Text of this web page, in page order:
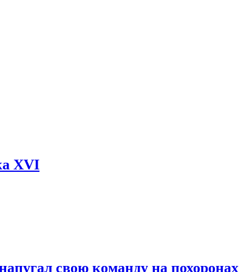
XVI
свою команду на похоронах